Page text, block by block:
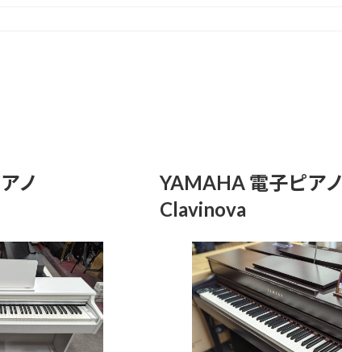
ノ
YAMAHA 電子ピアノ
Clavinova